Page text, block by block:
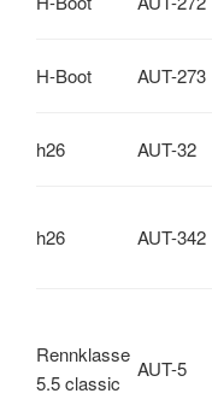
H-Boot AUT-273
h26 AUT-32
h26 AUT-342
Rennklasse
5.5 classic
AUT-5